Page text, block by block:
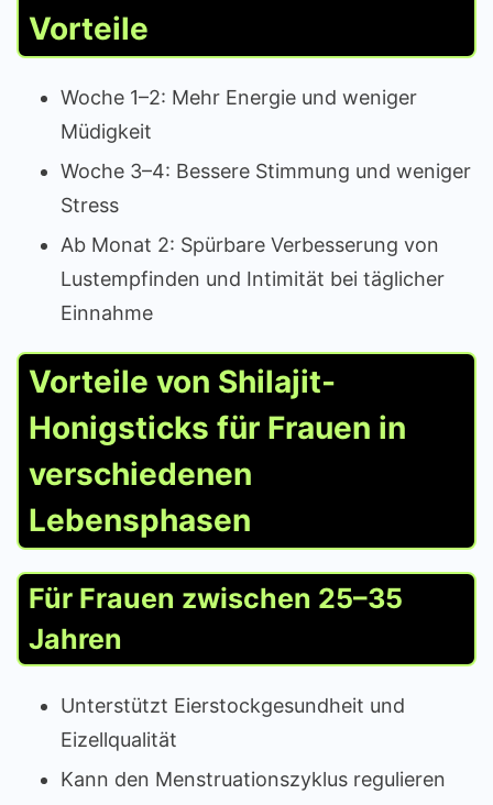
Vorteile
Woche 1–2: Mehr Energie und weniger
Müdigkeit
Woche 3–4: Bessere Stimmung und weniger
Stress
Ab Monat 2: Spürbare Verbesserung von
Lustempfinden und Intimität bei täglicher
Einnahme
Vorteile von Shilajit-
Honigsticks für Frauen in
verschiedenen
Lebensphasen
Für Frauen zwischen 25–35
Jahren
Unterstützt Eierstockgesundheit und
Eizellqualität
Kann den Menstruationszyklus regulieren